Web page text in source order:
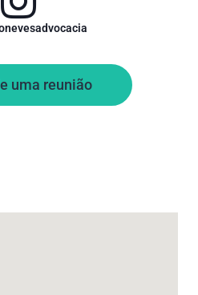
uma reunião